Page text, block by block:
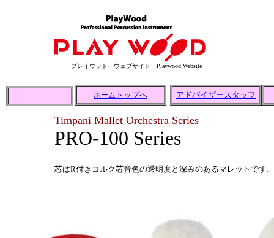
アドバイザースタッフ
ホーム トップへ
Timpani Mallet Orchestra Series
PRO-100 Series
芯はR付きコルク芯音色の透明度と深みのあるマレットです
プレイウッド ウェブサイト Playwood Website